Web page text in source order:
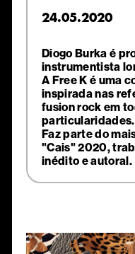
24.05.2020
Diogo Burka é
instrumentista
A Free K é uma
inspirada nas
fusion rock em
particularidades.
Faz parte do
"Cais" 2020,
inédito e autoral.